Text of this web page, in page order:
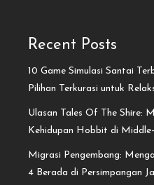
Recent Posts
10 Game Simulasi Santai
Pilihan Terkurasi untuk
Ulasan Tales Of The Shire:
Kehidupan Hobbit di
Migrasi Pengembang:
4 Berada di Persimpangan